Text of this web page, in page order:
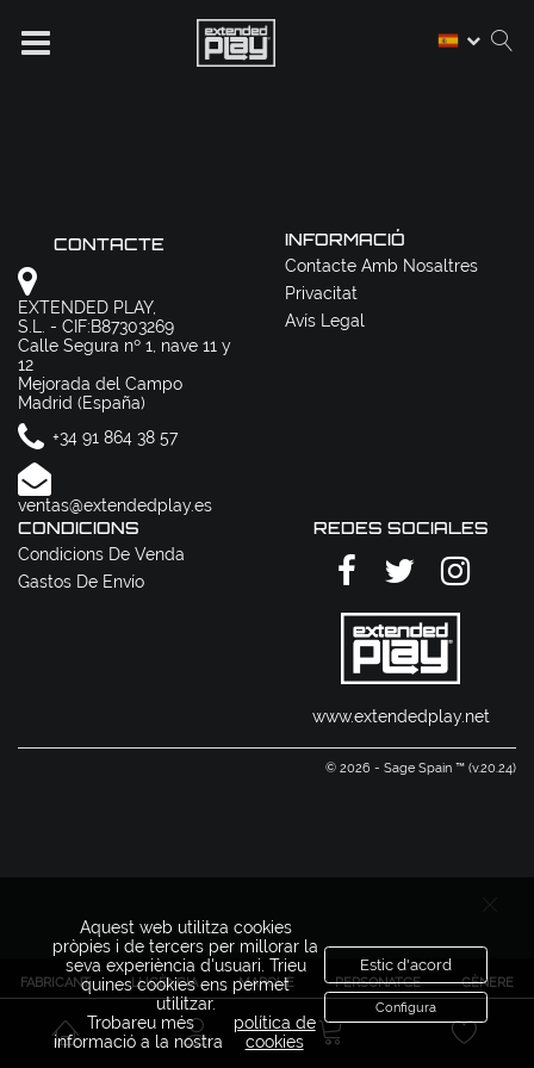
FABRICANT LLICÈNCIA MARQUE PERSONATGE GÈNERE
CONTACTE
EXTENDED PLAY,
S.L. - CIF:B87303269
Calle Segura nº 1, nave 11 y
12
Mejorada del Campo
Madrid (España)
+34 91 864 38 57
ventas@extendedplay.es
INFORMACIÓ
Contacte Amb Nosaltres
Privacitat
Avís Legal
CONDICIONS
Condicions De Venda
Gastos De Envío
REDES SOCIALES
www.extendedplay.net
© 2026 - Sage Spain ™ (v.20.24)
Aquest web utilitza cookies
pròpies i de tercers per millorar la
seva experiència d'usuari. Trieu
quines cookies ens permet
utilitzar.
Trobareu més
informació a la nostra
política de
cookies
Estic d'acord
Configura